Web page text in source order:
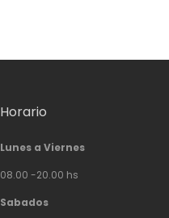
Horario
Lunes a Viernes
08.00 -20.00 hs
Sabados